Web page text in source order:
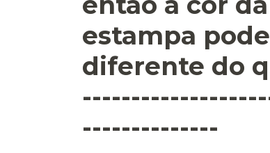
estampa
diferente do
--------------